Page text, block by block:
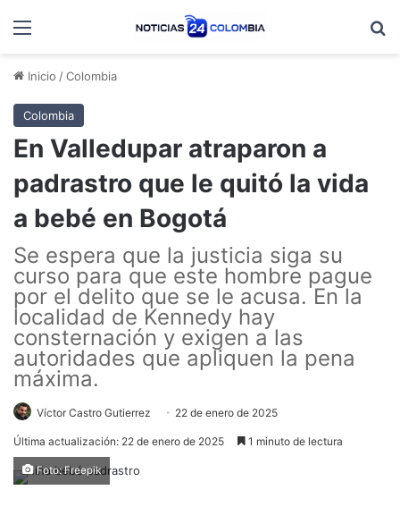
Menú
Inicio /Colombia
Colombia
En Valledupar atraparon a
padrastro que le quitó la vida
a bebé en Bogotá
Se espera que la justicia siga su
curso para que este hombre pague
por el delito que se le acusa. En la
localidad de Kennedy hay
consternación y exigen a las
autoridades que apliquen la pena
máxima.
Víctor Castro Gutierrez 22 de enero de 2025
Última actualización: 22 de enero de 2025 1 minuto de lectura
Foto: Freepik